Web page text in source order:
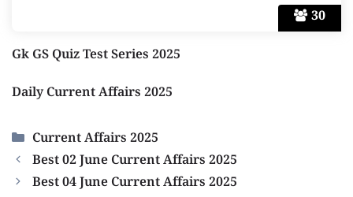
30
Gk GS Quiz Test Series 2025
Daily Current Affairs 2025
Categories
Current Affairs 2025
Best 02 June Current Affairs 2025
Best 04 June Current Affairs 2025